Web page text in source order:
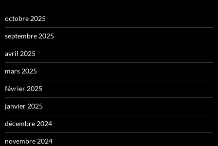
octobre 2025
septembre 2025
avril 2025
mars 2025
février 2025
janvier 2025
décembre 2024
novembre 2024